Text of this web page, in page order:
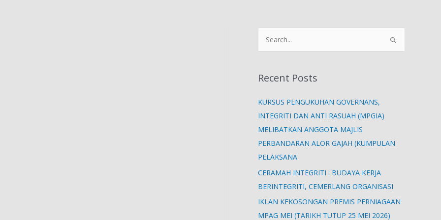
rRecent Posts
KURSUS PENGUKUHAN GOVERNANS,
INTEGRITI DAN ANTI RASUAH (MPGIA)
MELIBATKAN ANGGOTA MAJLIS
PERBANDARAN ALOR GAJAH (KUMPULAN
PELAKSANA
CERAMAH INTEGRITI : BUDAYA KERJA
BERINTEGRITI, CEMERLANG ORGANISASI
IKLAN KEKOSONGAN PREMIS PERNIAGAAN
MPAG MEI (TARIKH TUTUP 25 MEI 2026)